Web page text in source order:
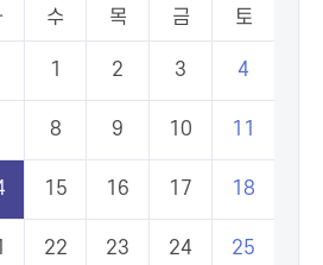
수 목 금 토
1 2 3 4
8 9 10 11
15 16 17 18
22 23 24 25